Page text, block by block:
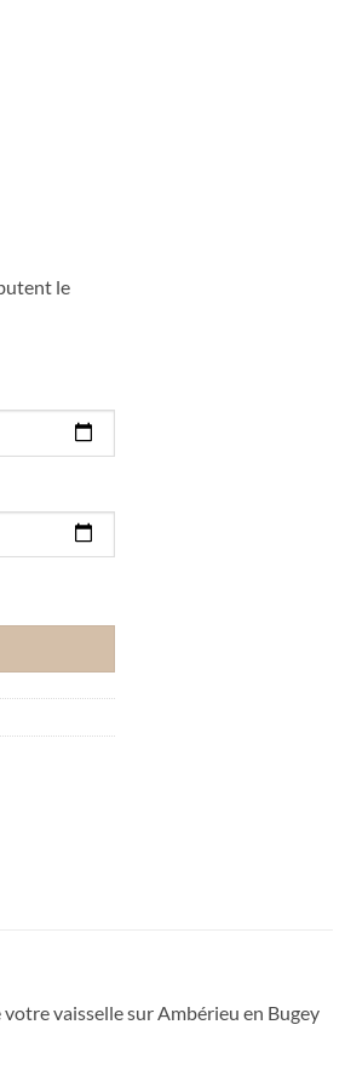
le
vaisselle sur Ambérieu en Bugey